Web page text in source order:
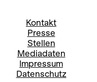
Kontakt
Presse
Stellen
Mediadaten
Impressum
Datenschutz